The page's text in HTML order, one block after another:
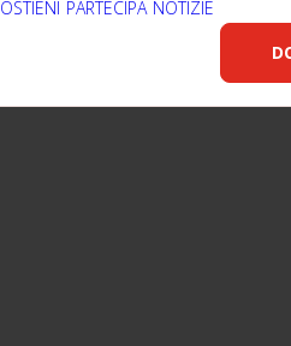
PARTECIPA NOTIZIE